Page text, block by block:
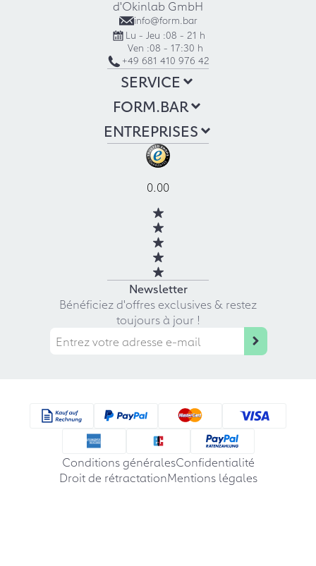
d'Okinlab GmbH
info@form.bar
Lu - Jeu :08 - 21 h
Ven :08 - 17:30 h
+49 681 410 976 42
SERVICE
FORM.BAR
ENTREPRISES
0.00
Newsletter
Bénéficiez d'offres exclusives & restez
toujours à jour !
Conditions généralesConfidentialité
Droit de rétractationMentions légales